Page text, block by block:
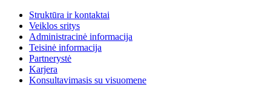
Struktūra ir kontaktai
Veiklos sritys
Administracinė informacija
Teisinė informacija
Partnerystė
Karjera
Konsultavimasis su visuomene